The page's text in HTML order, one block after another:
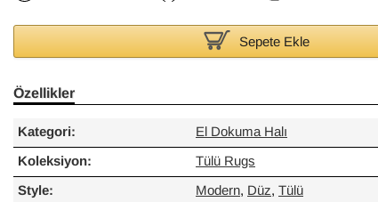
Sepete Ekle
Özellikler
Kategori: El Dokuma Halı
Koleksiyon: Tülü Rugs
Style: Modern, Düz, Tülü